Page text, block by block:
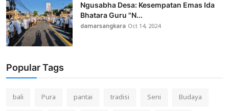
Ngusabha Desa: Kesempatan Emas Ida
Bhatara Guru "N...
damarsangkara Oct 14, 2024
Popular Tags
bali Pura pantai tradisi Seni
Budaya